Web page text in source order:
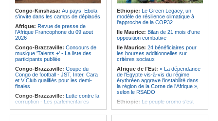
d'Ivoire et l'Algérie
Afrique:Le Maroc et l'Afrique du
Sud se retrouvent quatre ans après
la finale
Afrique:
Côte d'Ivoire - Algérie, un
qualifie pour la finale de la Coupe de
l'Amitié
Angola:Le MAT organise la
troisième édition de la Semaine du
développement local à Namibe
Congo-Kinshasa: Au pays, Ebola
s'invite dans les camps de déplacés
Afrique: Revue de presse de
l'Afrique Francophone du 09 aout
2026
Congo-Brazzaville: Concours de
musique 'Talents +' - La liste des
participants publiée
Congo-Brazzaville: Coupe du
Congo de football - JST, Inter, Cara
et V Club qualifiés pour les demi-
finales
Congo-Brazzaville: Lutte contre la
corruption - Les parlementaires
Congo-Brazzaville:Santé publique
Ethiopie: Le Green Legacy, un
modèle de résilience climatique à
l'approche de la COP32
Ile Maurice: Bilan de 21 mois d'une
opposition combative
Ile Maurice: 24 bénéficiaires pour
les bourses additionnelles sur
critères sociaux
Afrique de l'Est: « La dépendance
de l'Égypte vis-à-vis du régime
érythréen aggrave l'instabilité dans
la région de la Corne de l'Afrique »,
selon le RSADO
Ethiopie: Le peuple oromo s'est